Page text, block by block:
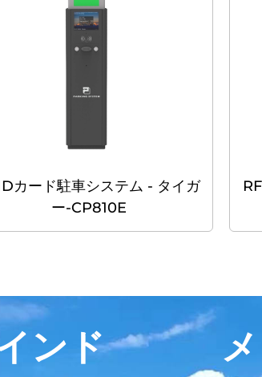
カード駐車システム - タイガ
ー-CP810E
ンド